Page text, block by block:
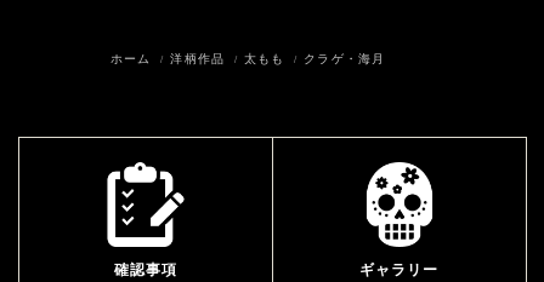
ホーム 洋柄作品 太もも クラゲ・海月
確認事項 ギャラリー